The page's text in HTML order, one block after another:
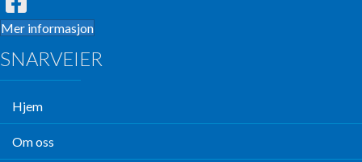
Mer informasjon
SNARVEIER
Hjem
Om oss